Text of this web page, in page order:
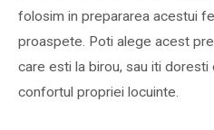
folosim in prepararea acestui
proaspete. Poti alege acest
care esti la birou, sau iti doresti
confortul propriei locuinte.